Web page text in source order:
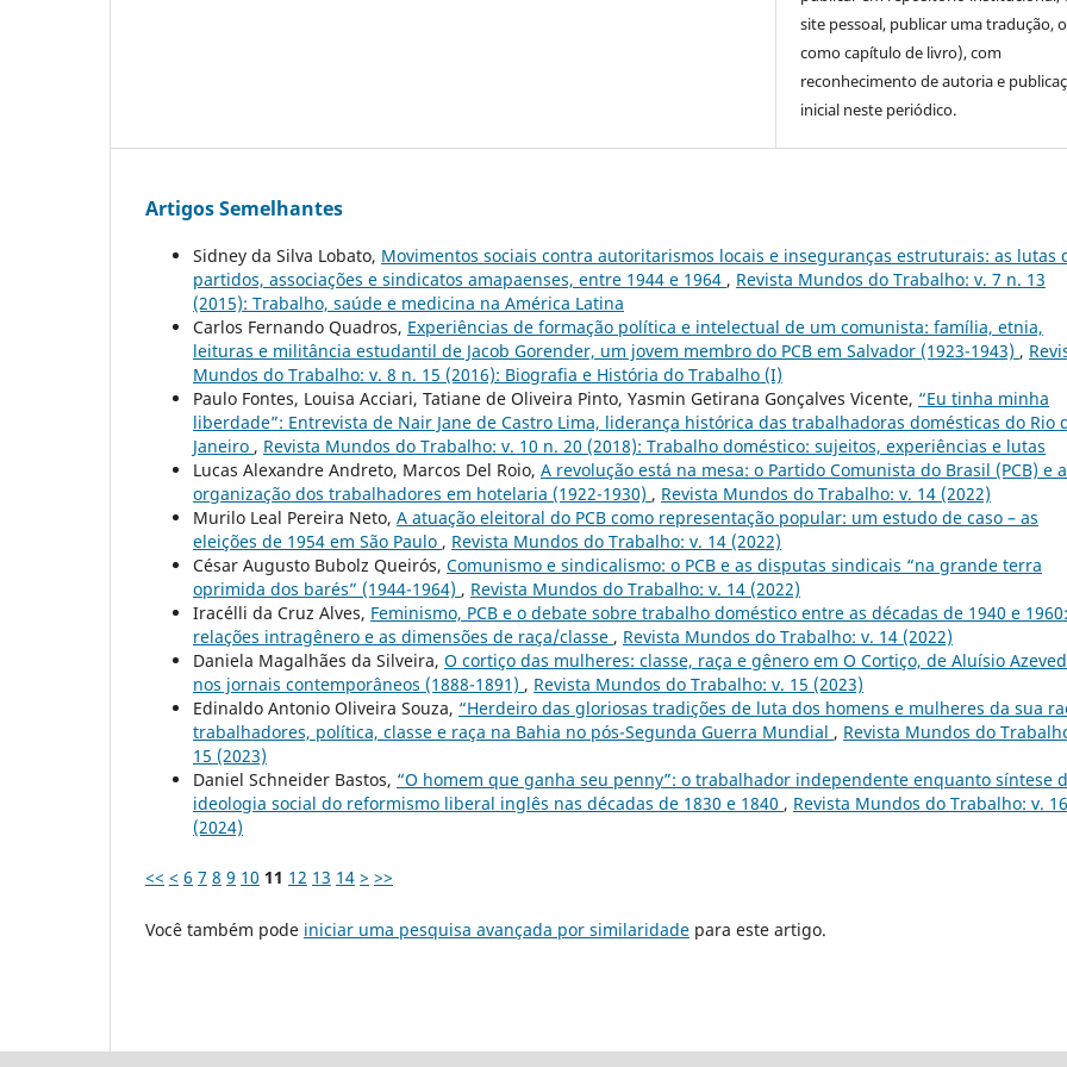
site pessoal, publicar uma tradução,
como capítulo de livro), com
reconhecimento de autoria e
inicial neste periódico.
Artigos Semelhantes
Sidney da Silva Lobato, Movimentos sociais contra autoritarismos locais e inseguranças estruturais: as lutas
partidos, associações e sindicatos amapaenses, entre 1944 e 1964 , Revista Mundos do Trabalho: v. 7 n. 13
(2015): Trabalho, saúde e medicina na América Latina
Carlos Fernando Quadros, Experiências de formação política e intelectual de um comunista: família, etnia,
leituras e militância estudantil de Jacob Gorender, um jovem membro do PCB em Salvador (1923-1943) ,
Mundos do Trabalho: v. 8 n. 15 (2016): Biografia e História do Trabalho (I)
Paulo Fontes, Louisa Acciari, Tatiane de Oliveira Pinto, Yasmin Getirana Gonçalves Vicente, “Eu tinha minha
liberdade”: Entrevista de Nair Jane de Castro Lima, liderança histórica das trabalhadoras domésticas do Rio
Janeiro , Revista Mundos do Trabalho: v. 10 n. 20 (2018): Trabalho doméstico: sujeitos, experiências e lutas
Lucas Alexandre Andreto, Marcos Del Roio, A revolução está na mesa: o Partido Comunista do Brasil (PCB) e a
organização dos trabalhadores em hotelaria (1922-1930) , Revista Mundos do Trabalho: v. 14 (2022)
Murilo Leal Pereira Neto, A atuação eleitoral do PCB como representação popular: um estudo de caso – as
eleições de 1954 em São Paulo , Revista Mundos do Trabalho: v. 14 (2022)
César Augusto Bubolz Queirós, Comunismo e sindicalismo: o PCB e as disputas sindicais “na grande terra
oprimida dos barés” (1944-1964) , Revista Mundos do Trabalho: v. 14 (2022)
Iracélli da Cruz Alves, Feminismo, PCB e o debate sobre trabalho doméstico entre as décadas de 1940 e 1960:
relações intragênero e as dimensões de raça/classe , Revista Mundos do Trabalho: v. 14 (2022)
Daniela Magalhães da Silveira, O cortiço das mulheres: classe, raça e gênero em O Cortiço, de Aluísio
nos jornais contemporâneos (1888-1891) , Revista Mundos do Trabalho: v. 15 (2023)
Edinaldo Antonio Oliveira Souza, “Herdeiro das gloriosas tradições de luta dos homens e mulheres da sua
trabalhadores, política, classe e raça na Bahia no pós-Segunda Guerra Mundial , Revista Mundos do
15 (2023)
Daniel Schneider Bastos, “O homem que ganha seu penny”: o trabalhador independente enquanto síntese
ideologia social do reformismo liberal inglês nas décadas de 1830 e 1840 , Revista Mundos do Trabalho: v. 16
(2024)
<< < 6 7 8 9 10 11 12 13 14 > >>
Você também pode iniciar uma pesquisa avançada por similaridade para este artigo.